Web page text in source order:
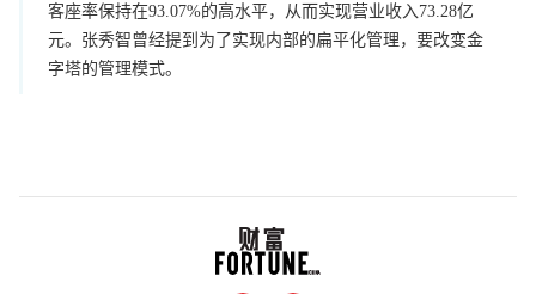
客座率保持在93.07%的高水平，从而实现营业收入73.28亿
元。张秀智曾经提到为了实现内部的扁平化管理，要改变金
字塔的管理模式。